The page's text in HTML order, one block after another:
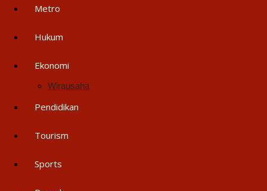
Metro
Hukum
Ekonomi
Wirausaha
Pendidikan
Tourism
Sports